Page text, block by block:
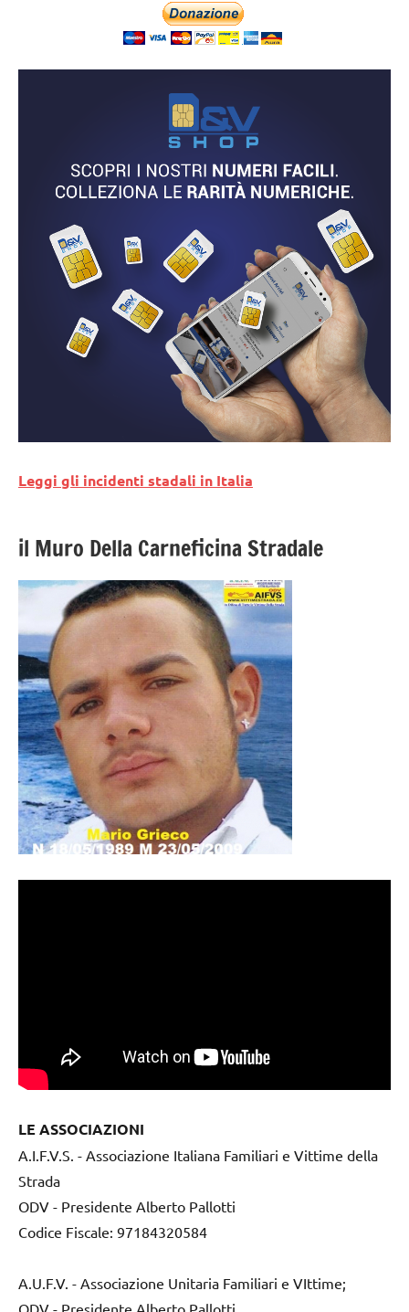
Leggi gli incidenti stadali in Italia
il Muro Della Carneficina Stradale
LE ASSOCIAZIONI
A.I.F.V.S. - Associazione Italiana Familiari e Vittime della
Strada
ODV - Presidente Alberto Pallotti
Codice Fiscale: 97184320584
A.U.F.V. - Associazione Unitaria Familiari e VIttime;
ODV - Presidente Alberto Pallotti